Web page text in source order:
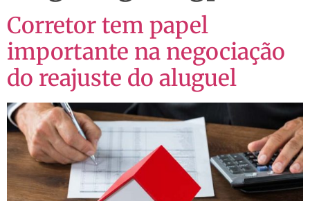
Corretor tem papel
importante na negociação
do reajuste do aluguel